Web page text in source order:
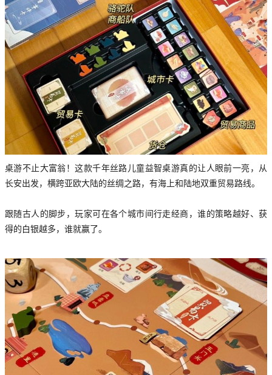
桌游不止大富翁！这款千年丝路儿童益智桌游真的让人眼前一亮，从
长安出发，横跨亚欧大陆的丝绸之路，有海上和陆地双重贸易路线。
跟随古人的脚步，玩家可在各个城市间行走经商，谁的策略越好、获
得的白银越多，谁就赢了。